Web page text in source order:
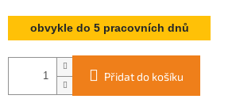
Měrná
cena:obvykle do 5 pracovních dnů
Přidat do košíku